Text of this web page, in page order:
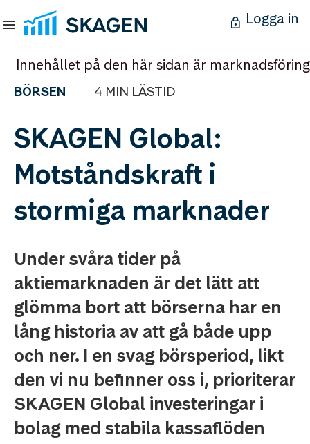
Logga in
Innehållet på den här sidan är marknadsföring
BÖRSEN 4 MIN LÄSTID
SKAGEN Global:
Motståndskraft i
stormiga marknader
Under svåra tider på
aktiemarknaden är det lätt att
glömma bort att börserna har en
lång historia av att gå både upp
och ner. I en svag börsperiod, likt
den vi nu befinner oss i, prioriterar
SKAGEN Global investeringar i
bolag med stabila kassaflöden